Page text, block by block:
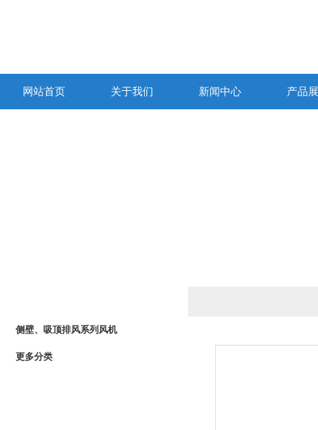
网站首页 关于我们 新闻中心 产品
侧壁、吸顶排风系列风机
更多分类